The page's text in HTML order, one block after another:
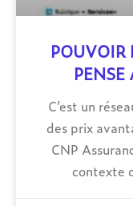
POUVOIR
PENSE
C’est un
des prix
CNP
contexte